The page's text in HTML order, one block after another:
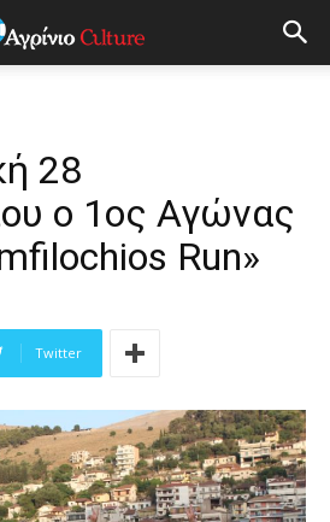
28
ο 1ος Αγώνας
Run»
Twitter